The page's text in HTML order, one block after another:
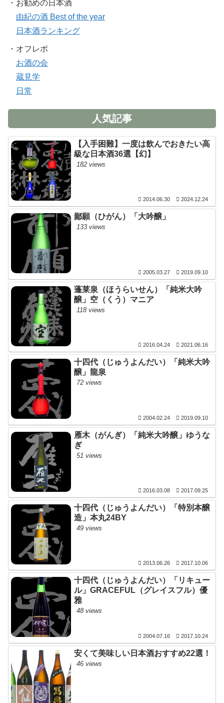
・お勧めの日本酒
由紀の酒 Best of the year
日本酒ランキング
・オフレポ
お酒の会
蔵見学
日常
人気記事
【入手困難】一度は飲んでおきたい高
級な日本酒36選【幻】
182 views
2014.06.30 2024.12.24
鄙願（ひがん）「大吟醸」
133 views
2005.03.27 2019.09.10
蓬莱泉（ほうらいせん）「純米大吟
醸」空（くう）マニア
118 views
2016.04.24 2021.06.16
十四代（じゅうよんだい）「純米大吟
醸」龍泉
72 views
2004.02.24 2019.09.10
雁木（がんぎ）「純米大吟醸」ゆうな
ぎ
51 views
2016.03.08 2017.09.25
十四代（じゅうよんだい）「特別本醸
造」本丸24BY
49 views
2013.06.26 2017.10.06
十四代（じゅうよんだい）「リキュー
ル」GRACEFUL（グレイスフル）優
雅
48 views
2004.07.16 2017.10.24
安くて美味しい日本酒おすすめ22選！
46 views